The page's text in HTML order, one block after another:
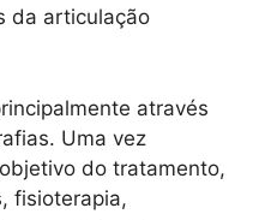
da articulação
através
Uma vez
do tratamento,
fisioterapia,